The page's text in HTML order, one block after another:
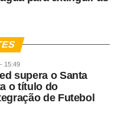
15:49
supera o Santa
o título do
de Futebol